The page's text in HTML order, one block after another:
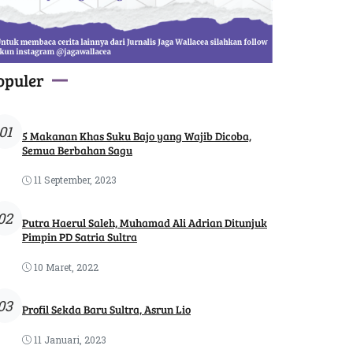
5 Makanan Khas Suku Bajo yang Wajib Dicoba,
Semua Berbahan Sagu
11 September, 2023
Putra Haerul Saleh, Muhamad Ali Adrian Ditunjuk
Pimpin PD Satria Sultra
10 Maret, 2022
Profil Sekda Baru Sultra, Asrun Lio
11 Januari, 2023